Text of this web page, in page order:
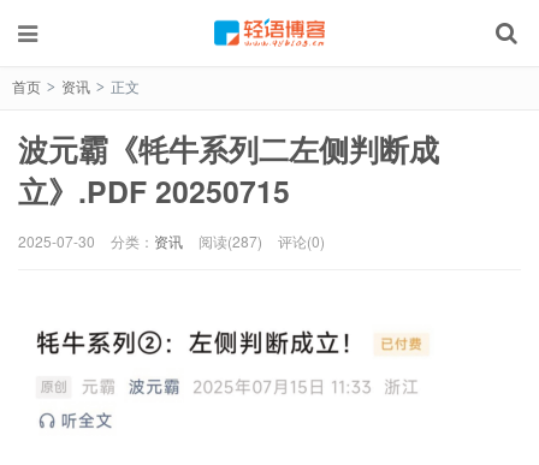
首页 > 资讯 > 正文
波元霸《牦牛系列二左侧判断成
立》.PDF 20250715
2025-07-30 分类： 资讯 阅读(287) 评论(0)